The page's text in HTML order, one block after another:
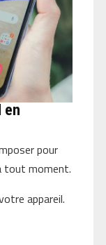
en
pour
tout moment.
appareil.